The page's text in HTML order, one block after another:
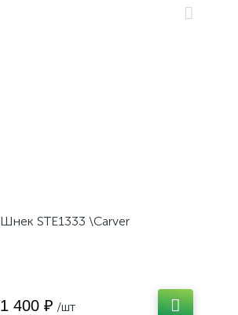
Шнек STE1333 \Carver
1 400 ₽ /шт